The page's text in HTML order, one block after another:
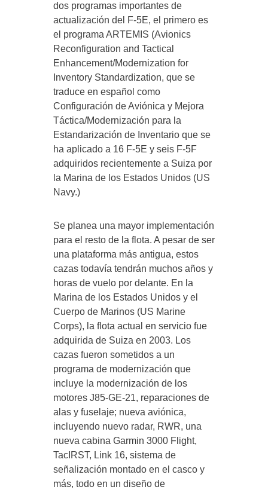
dos programas importantes de
actualización del F-5E, el primero es
el programa ARTEMIS (Avionics
Reconfiguration and Tactical
Enhancement/Modernization for
Inventory Standardization, que se
traduce en español como
Configuración de Aviónica y Mejora
Táctica/Modernización para la
Estandarización de Inventario que se
ha aplicado a 16 F-5E y seis F-5F
adquiridos recientemente a Suiza por
la Marina de los Estados Unidos (US
Navy.)
Se planea una mayor implementación
para el resto de la flota. A pesar de ser
una plataforma más antigua, estos
cazas todavía tendrán muchos años y
horas de vuelo por delante. En la
Marina de los Estados Unidos y el
Cuerpo de Marinos (US Marine
Corps), la flota actual en servicio fue
adquirida de Suiza en 2003. Los
cazas fueron sometidos a un
programa de modernización que
incluye la modernización de los
motores J85-GE-21, reparaciones de
alas y fuselaje; nueva aviónica,
incluyendo nuevo radar, RWR, una
nueva cabina Garmin 3000 Flight,
TacIRST, Link 16, sistema de
señalización montado en el casco y
más, todo en un diseño de